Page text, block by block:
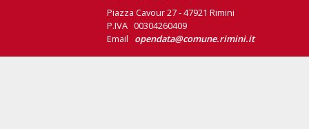
Piazza Cavour 27 - 47921 Rimini
P.IVA 00304260409
Email opendata@comune.rimini.it